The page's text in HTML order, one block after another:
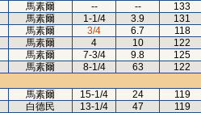
馬素爾 -- -- 133
馬素爾 1-1/4 3.9 131
馬素爾 3/4 6.7 118
馬素爾 4 10 122
馬素爾 7-3/4 9.8 125
馬素爾 8-1/4 63 122
馬素爾 15-1/4 24 119
白德民 13-1/4 47 119